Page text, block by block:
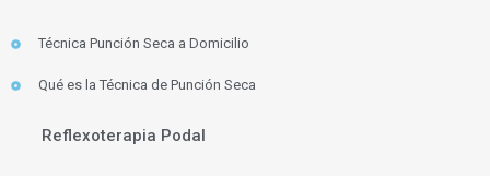
Técnica Punción Seca a Domicilio
Qué es la Técnica de Punción Seca
Reflexoterapia Podal